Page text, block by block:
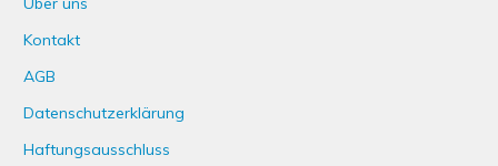
Kontakt
AGB
Datenschutzerklärung
Haftungsausschluss